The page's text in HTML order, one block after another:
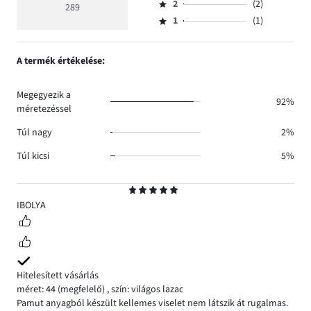
5
IBOLYA
Hitelesített vásárlás
méret: 44 (megfelelő) ,szín: világos lazac
Pamut anyagból készült kellemes viselet nem látszik át rugalmas.
értékelés
289
252.
szavazatok
száma
3,
szavazatok
Osztályzat
2,
2
(2)
Osztályzat
1,
1 (1)
A termék értékelése:
Megegyezik a
méretezéssel
92%
Túl nagy
2%
Túl kicsi
5%